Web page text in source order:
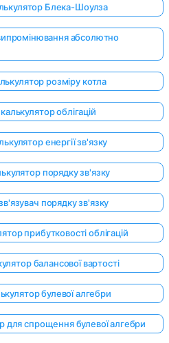
Блека-Шоулза
абсолютно
розміру котла
облігацій
енергії зв'язку
порядку зв'язку
порядку зв'язку
прибутковості облігацій
балансової вартості
булевої алгебри
для спрощення булевої алгебри